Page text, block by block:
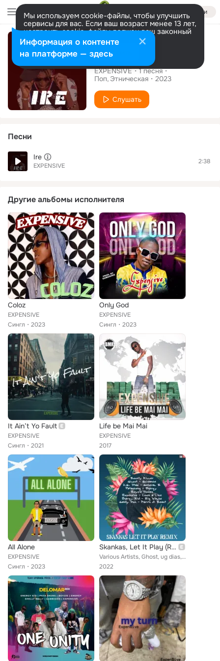
Войти
Мы используем cookie-файлы, чтобы улучшить
сервисы для вас. Если ваш возраст менее 13 лет,
настроить cookie-файлы должен ваш законный
представитель. Больше информации
Разрешить все Настроить
Сингл
Ire
EXPENSIVE 1песня
Поп Этническая 2023
Слушать
Песни
Ire
EXPENSIVE
2:38
Другие альбомы исполнителя
Coloz
EXPENSIVE
Сингл
2023
Only God
EXPENSIVE
Сингл
2023
It Ain’t Yo Fault
EXPENSIVE
Сингл
2021
Life be Mai Mai
EXPENSIVE
2017
All Alone
EXPENSIVE
Сингл
2023
Skankas, Let It Play (Remix)
Various Artists, Ghost, ug dias, General B, Pataskeng, Boysie Roses, Marvin Di Beast, Bounty Killer, Gabby Don, Energy, Look A L...
2022
Информация о контенте
на платформе — здесь